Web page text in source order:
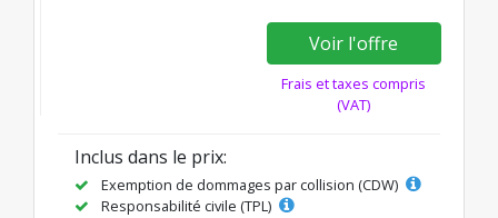
Voir l'offre
Frais et taxes compris
(VAT)
Inclus dans le prix:
Exemption de dommages par collision (CDW)
Responsabilité civile (TPL)